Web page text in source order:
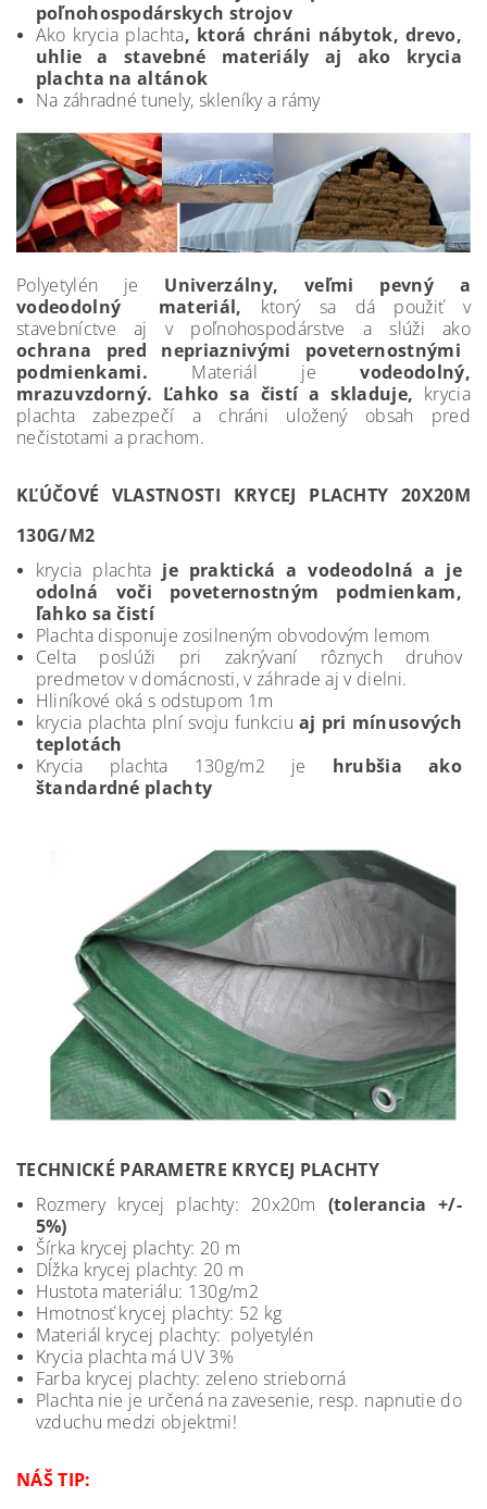
poľnohospodárskych strojov
Ako krycia plachta, ktorá chráni nábytok, drevo,
uhlie a stavebné materiály aj ako krycia
plachta na altánok
Na záhradné tunely, skleníky a rámy
Polyetylén je Univerzálny, veľmi pevný a
vodeodolný materiál, ktorý sa dá použiť v
stavebníctve aj v poľnohospodárstve a slúži ako
ochrana pred nepriaznivými poveternostnými
podmienkami. Materiál jevodeodolný,
mrazuvzdorný. Ľahko sa čistí a skladuje, krycia
plachta zabezpečí a chráni uložený obsah pred
nečistotami a prachom.
KĽÚČOVÉ VLASTNOSTI KRYCEJ PLACHTY 20X20M
130G/M2
krycia plachta je praktická a vodeodolná a je
odolná voči poveternostným podmienkam,
ľahko sa čistí
Plachta disponuje zosilneným obvodovým lemom
Celta poslúži pri zakrývaní rôznych druhov
predmetov v domácnosti, v záhrade aj v dielni.
Hliníkové oká s odstupom 1m
krycia plachta plní svoju funkciuaj pri mínusových
teplotách
Krycia plachta 130g/m2 je hrubšia ako
štandardné plachty
TECHNICKÉ PARAMETRE KRYCEJ PLACHTY
Rozmery krycej plachty: 20x20m (tolerancia +/-
5%)
Šírka krycej plachty: 20 m
Dĺžka krycej plachty: 20 m
Hustota materiálu: 130g/m2
Hmotnosť krycej plachty: 52 kg
Materiál krycej plachty: polyetylén
Krycia plachta má UV 3%
Farba krycej plachty: zeleno strieborná
Plachta nie je určená na zavesenie, resp. napnutie do
vzduchu medzi objektmi!
NÁŠ TIP: